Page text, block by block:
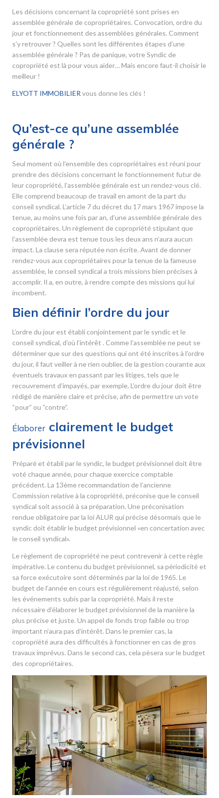
Les décisions concernant la copropriété sont prises en
assemblée générale de copropriétaires. Convocation, ordre du
jour et fonctionnement des assemblées générales. Comment
s’y retrouver ? Quelles sont les différentes étapes d’une
assemblée générale ? Pas de panique, votre Syndic de
copropriété est là pour vous aider… Mais encore faut-il choisir le
meilleur !
ELYOTT IMMOBILIER vous donne les clés !
Qu’est-ce qu’une assemblée
générale ?
Seul moment où l’ensemble des copropriétaires est réuni pour
prendre des décisions concernant le fonctionnement futur de
leur copropriété, l’assemblée générale est un rendez-vous clé.
Elle comprend beaucoup de travail en amont de la part du
conseil syndical. L’article 7 du décret du 17 mars 1967 impose la
tenue, au moins une fois par an, d’une assemblée générale des
copropriétaires. Un règlement de copropriété stipulant que
l’assemblée devra est tenue tous les deux ans n’aura aucun
impact. La clause sera réputée non écrite. Avant de donner
rendez-vous aux copropriétaires pour la tenue de la fameuse
assemblée, le conseil syndical a trois missions bien précises à
accomplir. Il a, en outre, à rendre compte des missions qui lui
incombent.
Bien définir l’ordre du jour
L’ordre du jour est établi conjointement par le syndic et le
conseil syndical, d’où l’intérêt . Comme l’assemblée ne peut se
déterminer que sur des questions qui ont été inscrites à l’ordre
du jour, il faut veiller à ne rien oublier, de la gestion courante aux
éventuels travaux en passant par les litiges, tels que le
recouvrement d’impayés, par exemple. L’ordre du jour doit être
rédigé de manière claire et précise, afin de permettre un vote
“pour” ou “contre”.
Élaborer clairement le budget
prévisionnel
Préparé et établi par le syndic, le budget prévisionnel doit être
voté chaque année, pour chaque exercice comptable
précédent. La 13ème recommandation de l’ancienne
Commission relative à la copropriété, préconise que le conseil
syndical soit associé à sa préparation. Une préconisation
rendue obligatoire par la loi ALUR qui précise désormais que le
syndic doit établir le budget prévisionnel «en concertation avec
le conseil syndical».
Le règlement de copropriété ne peut contrevenir à cette règle
impérative. Le contenu du budget prévisionnel, sa périodicité et
sa force exécutoire sont déterminés par la loi de 1965. Le
budget de l’année en cours est régulièrement réajusté, selon
les événements subis par la copropriété. Mais il reste
nécessaire d’élaborer le budget prévisionnel de la manière la
plus précise et juste. Un appel de fonds trop faible ou trop
important n’aura pas d’intérêt. Dans le premier cas, la
copropriété aura des difficultés à fonctionner en cas de gros
travaux imprévus. Dans le second cas, cela pèsera sur le budget
des copropriétaires.